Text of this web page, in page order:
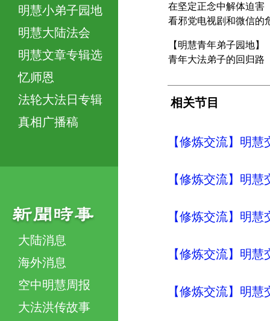
明慧小弟子园地
明慧大陆法会
明慧文章专辑选
忆师恩
法轮大法日专辑
真相广播稿
大陆消息
海外消息
空中明慧周报
大法洪传故事
在坚定正念中解体迫害
看邪党电视剧和微信的
【明慧青年弟子园地】
青年大法弟子的回归路
相关节目
【修炼交流】明
【修炼交流】明
【修炼交流】明
【修炼交流】明
【修炼交流】明